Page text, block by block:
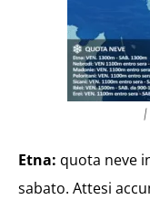
|
Etna: quota neve
sabato. Attesi